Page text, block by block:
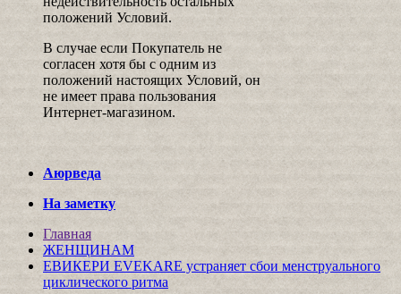
положений Условий.
В случае если Покупатель не
согласен хотя бы с одним из
положений настоящих Условий, он
не имеет права пользования
Интернет-магазином.
Аюрведа
На заметку
Главная
ЖЕНЩИНАМ
ЕВИКЕРИ EVEKARE устраняет сбои менструального
циклического ритма